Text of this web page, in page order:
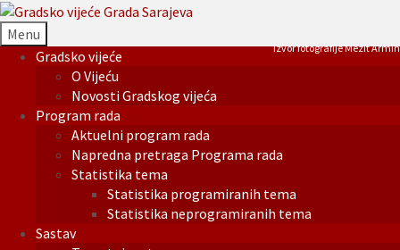
Menu
Gradsko vijeće
O Vijeću
Novosti Gradskog vijeća
Program rada
Aktuelni program rada
Napredna pretraga Programa rada
Statistika tema
Statistika programiranih tema
Statistika neprogramiranih tema
Sastav
Izvor fotografije Mezit Armin